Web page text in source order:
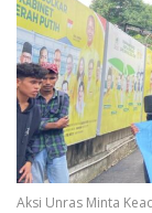
Aksi Unras Minta